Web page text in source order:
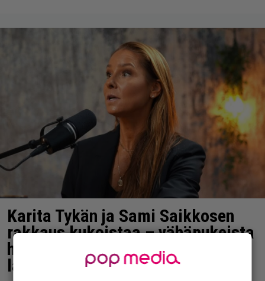
Karita Tykän ja Sami Saikkosen
rakkaus kukoistaa – vähäpukeista
hempeilyä ja leveitä virnistyksiä
laiturilla